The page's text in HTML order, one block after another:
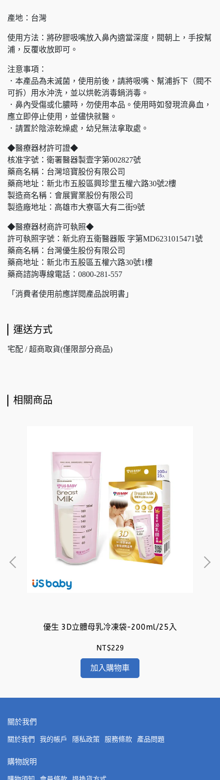
產地：台灣
使用方法：將矽膠吸嘴放入鼻內適當深度，閥朝上，手按幫
浦，反覆收放即可。
注意事項：
．本產品為未滅菌，使用前後，請將吸嘴、幫浦拆下（閥不
可拆）用水沖洗，並以烘乾消毒鍋消毒。
．鼻內受傷或化膿時，勿使用本品。使用時如發現流鼻血，
應立即停止使用，並儘快就醫。
．請置於陰涼乾燥處，幼兒無法拿取處。
◆醫療器材許可證◆
核准字號：衛署醫器製壹字第002827號
藥商名稱：台灣培寶股份有限公司
藥商地址：新北市五股區興珍里五權六路30號2樓
製造商名稱：會展實業股份有限公司
製造廠地址：高雄市大寮區大有二街9號
◆醫療器材商許可執照◆
許可執照字號：新北府五衛醫器販 字第MD6231015471號
藥商名稱：台灣優生股份有限公司
藥商地址：新北市五股區五權六路30號1樓
藥商諮詢專線電話：0800-281-557
「消費者使用前應詳閱產品說明書」
運送方式
宅配 / 超商取貨(僅限部分商品)
相關商品
優生 3D立體母乳冷凍袋-200ml/25入
NT$229
加入購物車
關於我們
關於我們 我的帳戶 隱私政策 服務條款 產品問題
購物說明